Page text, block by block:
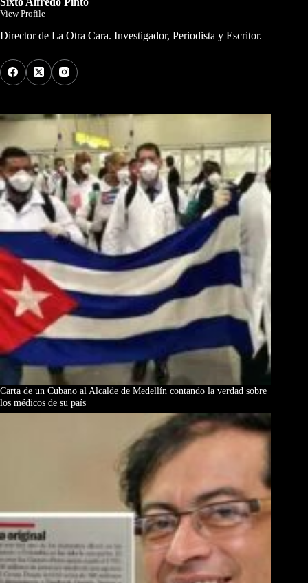
View Profile
Director de La Otra Cara. Investigador, Periodista y Escritor.
Carta de un Cubano al Alcalde de Medellín contando la verdad sobre
los médicos de su país